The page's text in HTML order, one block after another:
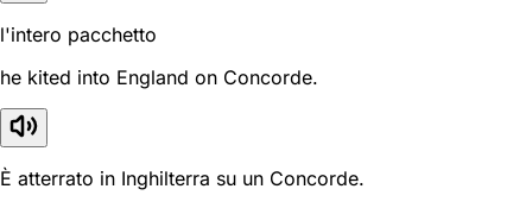
l'intero pacchetto
he kited into England on Concorde.
È atterrato in Inghilterra su un Concorde.